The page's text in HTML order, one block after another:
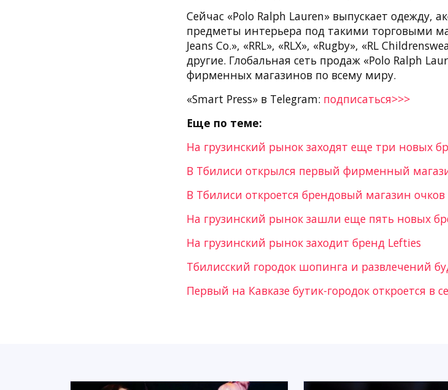
Сейчас «Polo Ralph Lauren» выпускает одежду,
предметы интерьера под такими торговыми
Jeans Co.», «RRL», «RLX», «Rugby», «RL
другие. Глобальная сеть продаж «Polo Ralph
фирменных магазинов по всему миру.
«Smart Press» в Telegram: подписаться>>>
Еще по теме:
На грузинский рынок заходят еще три новых
В Тбилиси открылся первый фирменный
В Тбилиси откроется брендовый магазин очков
На грузинский рынок зашли еще пять новых
На грузинский рынок заходит бренд Lefties
Тбилисский городок шопинга и развлечений
Первый на Кавказе бутик-городок откроется в